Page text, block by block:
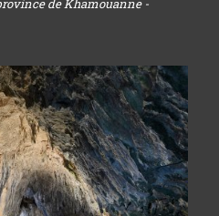
de Khamouanne -